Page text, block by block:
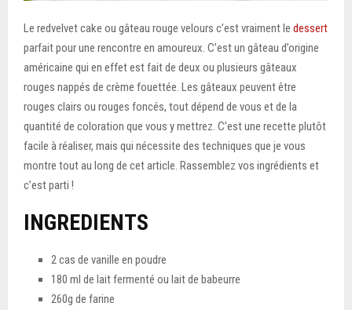
Le redvelvet cake ou gâteau rouge velours c’est vraiment le dessert
parfait pour une rencontre en amoureux. C’est un gâteau d’origine
américaine qui en effet est fait de deux ou plusieurs gâteaux
rouges nappés de crème fouettée. Les gâteaux peuvent être
rouges clairs ou rouges foncés, tout dépend de vous et de la
quantité de coloration que vous y mettrez. C’est une recette plutôt
facile à réaliser, mais qui nécessite des techniques que je vous
montre tout au long de cet article. Rassemblez vos ingrédients et
c’est parti !
INGREDIENTS
2 cas de vanille en poudre
180 ml de lait fermenté ou lait de babeurre
260g de farine